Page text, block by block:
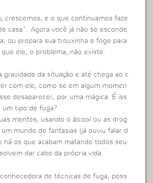
crescemos, e o que continuamos faze
casa”. Agora você já não se esconde
ou prepara sua trouxinha e foge para
ele, o problema, não existe.
gravidade da situação e até chega ao c
com ele, como se em algum momen
desaparecer, por uma mágica. É iss
um tipo de fuga?
mentes, usando o álcool ou as drog
mundo de fantasias (já ouviu falar d
há os que acabam matando todos seu
dar cabo da própria vida.
de técnicas de fuga, poss